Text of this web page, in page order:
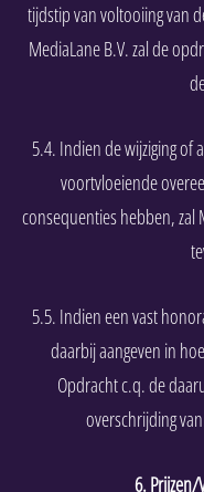
tijdstip van voltooiing van
MediaLane B.V. zal de
5.4. Indien de wijziging of
voortvloeiende
consequenties hebben, zal
5.5. Indien een vast
daarbij aangeven in
Opdracht c.q. de
overschrijding
6.